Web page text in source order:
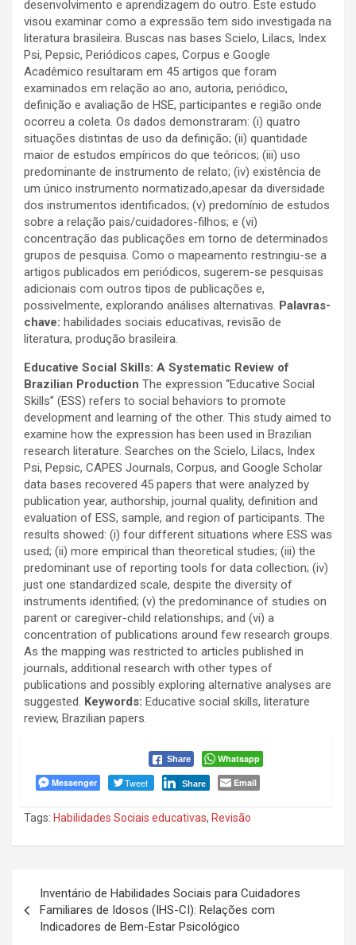
desenvolvimento e aprendizagem do outro. Este estudo
visou examinar como a expressão tem sido investigada na
literatura brasileira. Buscas nas bases Scielo, Lilacs, Index
Psi, Pepsic, Periódicos capes, Corpus e Google
Acadêmico resultaram em 45 artigos que foram
examinados em relação ao ano, autoria, periódico,
definição e avaliação de HSE, participantes e região onde
ocorreu a coleta. Os dados demonstraram: (i) quatro
situações distintas de uso da definição; (ii) quantidade
maior de estudos empíricos do que teóricos; (iii) uso
predominante de instrumento de relato; (iv) existência de
um único instrumento normatizado,apesar da diversidade
dos instrumentos identificados; (v) predomínio de estudos
sobre a relação pais/cuidadores-filhos; e (vi)
concentração das publicações em torno de determinados
grupos de pesquisa. Como o mapeamento restringiu-se a
artigos publicados em periódicos, sugerem-se pesquisas
adicionais com outros tipos de publicações e,
possivelmente, explorando análises alternativas. Palavras-
chave: habilidades sociais educativas, revisão de
literatura, produção brasileira.
Educative Social Skills: A Systematic Review of
Brazilian Production The expression “Educative Social
Skills” (ESS) refers to social behaviors to promote
development and learning of the other. This study aimed to
examine how the expression has been used in Brazilian
research literature. Searches on the Scielo, Lilacs, Index
Psi, Pepsic, CAPES Journals, Corpus, and Google Scholar
data bases recovered 45 papers that were analyzed by
publication year, authorship, journal quality, definition and
evaluation of ESS, sample, and region of participants. The
results showed: (i) four different situations where ESS was
used; (ii) more empirical than theoretical studies; (iii) the
predominant use of reporting tools for data collection; (iv)
just one standardized scale, despite the diversity of
instruments identified; (v) the predominance of studies on
parent or caregiver-child relationships; and (vi) a
concentration of publications around few research groups.
As the mapping was restricted to articles published in
journals, additional research with other types of
publications and possibly exploring alternative analyses are
suggested. Keywords: Educative social skills, literature
review, Brazilian papers.
Share
Whatsapp
Messenger
Tweet Share Email
Tags: Habilidades Sociais educativas, Revisão
de
Post
Inventário de Habilidades Sociais para Cuidadores
Familiares de Idosos (IHS-CI): Relações com
Indicadores de Bem-Estar Psicológico